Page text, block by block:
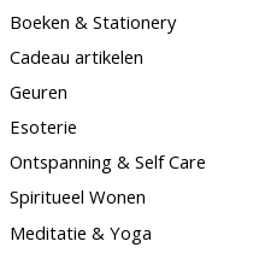
Boeken & Stationery
Cadeau artikelen
Geuren
Esoterie
Ontspanning & Self Care
Spiritueel Wonen
Meditatie & Yoga